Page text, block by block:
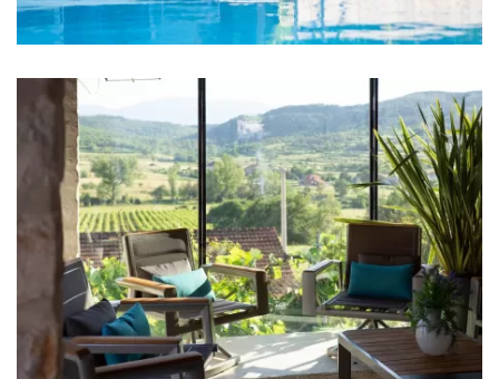
Küche
Herd
Ofen
Kühlschrank